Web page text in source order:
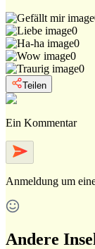
0
0
0
0
Teilen
Ein Kommentar
Anmeldung um
Andere